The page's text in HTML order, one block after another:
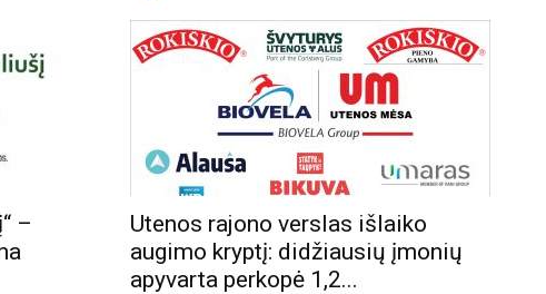
–
Utenos rajono verslas išlaiko
augimo kryptį: didžiausių įmonių
apyvarta perkopė 1,2...